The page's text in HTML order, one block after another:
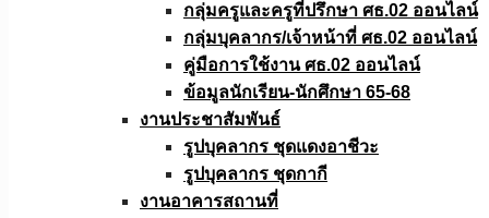
กลุ่มครูและครูที่ปรึกษา ศธ.02 ออนไลน์
กลุ่มบุคลากร/เจ้าหน้าที่ ศธ.02 ออนไลน์
คู่มือการใช้งาน ศธ.02 ออนไลน์
ข้อมูลนักเรียน-นักศึกษา 65-68
งานประชาสัมพันธ์
รูปบุคลากร ชุดแดงอาชีวะ
รูปบุคลากร ชุดกากี
งานอาคารสถานที่